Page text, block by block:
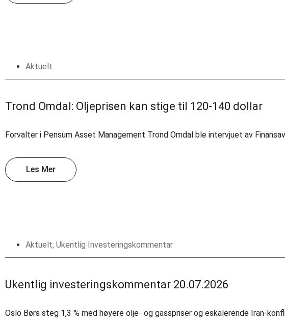
Aktuelt
Trond Omdal: Oljeprisen kan stige til 120-140 dollar
Forvalter i Pensum Asset Management Trond Omdal ble intervjuet av
Les Mer
Aktuelt, Ukentlig Investeringskommentar
Ukentlig investeringskommentar 20.07.2026
Oslo Børs steg 1,3 % med høyere olje- og gasspriser og eskalerende Iran-